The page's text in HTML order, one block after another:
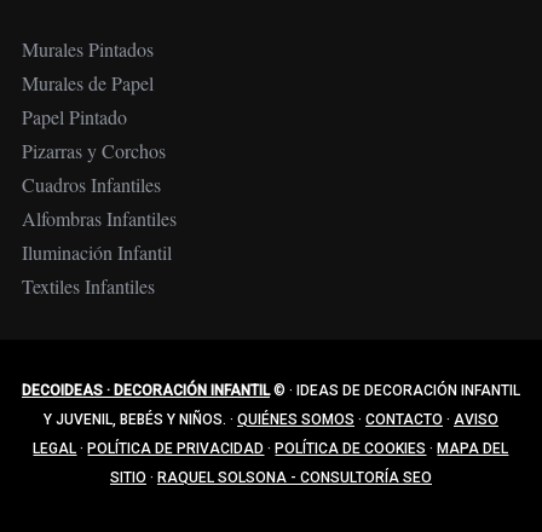
Murales Pintados
Murales de Papel
Papel Pintado
Pizarras y Corchos
Cuadros Infantiles
Alfombras Infantiles
Iluminación Infantil
Textiles Infantiles
DECOIDEAS · DECORACIÓN INFANTIL© ·
IDEAS DE DECORACIÓN INFANTIL
Y JUVENIL, BEBÉS Y NIÑOS. · QUIÉNES SOMOS · CONTACTO · AVISO
LEGAL · POLÍTICA DE PRIVACIDAD · POLÍTICA DE COOKIES · MAPA DEL
SITIO · RAQUEL SOLSONA - CONSULTORÍA SEO